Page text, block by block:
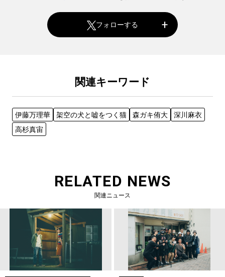
フォローする
関連キーワード
伊藤万理華 架空の犬と嘘をつく猫 森ガキ侑大
深川麻衣
高杉真宙
RELATED NEWS
関連ニュース